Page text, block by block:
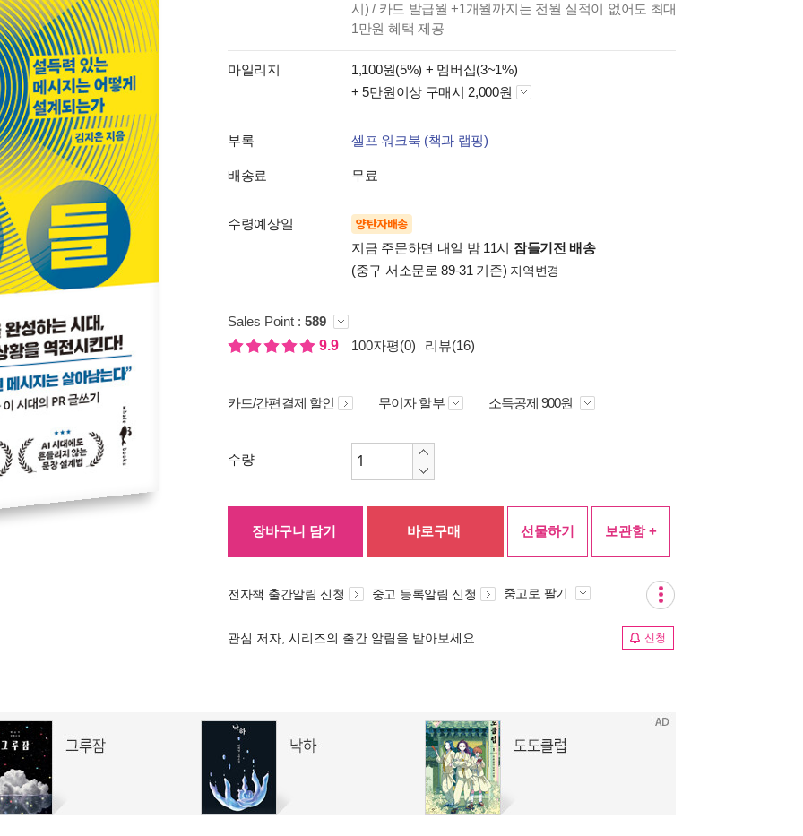
시) / 카드 발급월 +1개월까지는 전월 실적이 없어도 최대
1만원 혜택 제공
마일리지 1,100원(5%) + 멤버십(3~1%)
+ 5만원이상 구매시 2,000원
부록 셀프 워크북 (책과 랩핑)
배송료 무료
수령예상일 양탄자배송
지금 주문하면 내일 밤 11시 잠들기전 배송
(중구 서소문로 89-31 기준) 지역변경
Sales Point : 589
9.9
100자평(0) 리뷰(16)
카드/간편결제 할인 무이자 할부 소득공제 900원
수량
장바구니 담기 바로구매 선물하기 보관함 +
전자책 출간알림 신청 중고 등록알림 신청 중고로 팔기
관심 저자, 시리즈의 출간 알림을 받아보세요 신청